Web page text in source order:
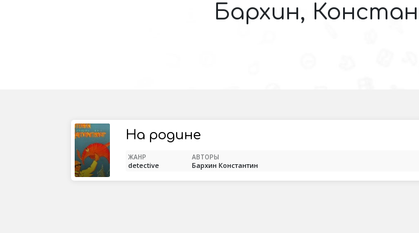
Бархин,
На родине
ЖАНР
detective
АВТОРЫ
Бархин Константин